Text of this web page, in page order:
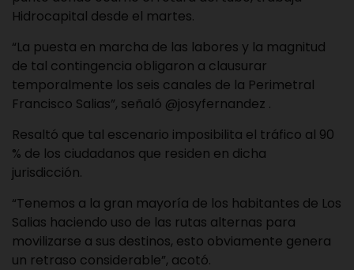
Hidrocapital desde el martes.
“La puesta en marcha de las labores y la magnitud
de tal contingencia obligaron a clausurar
temporalmente los seis canales de la Perimetral
Francisco Salias”, señaló @josyfernandez .
Resaltó que tal escenario imposibilita el tráfico al 90
% de los ciudadanos que residen en dicha
jurisdicción.
“Tenemos a la gran mayoría de los habitantes de Los
Salias haciendo uso de las rutas alternas para
movilizarse a sus destinos, esto obviamente genera
un retraso considerable”, acotó.